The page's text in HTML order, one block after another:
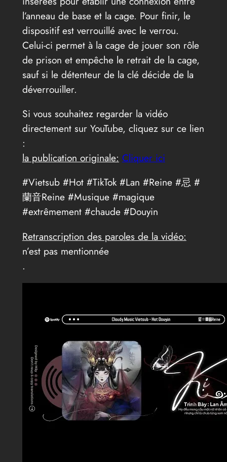
l’anneau de base et la cage. Pour finir, le
dispositif est verrouillé avec le verrou.
Celui-ci permet à la cage de jouer son rôle
de prison et empêche le retrait de la cage,
sauf si le détenteur de la clé décide de la
déverrouiller.
Si vous souhaitez regarder la vidéo
directement sur YouTube, cliquez sur ce lien
:
la publication originale: Cliquer ici
#Vietsub #Hot #TikTok #Lan #Reine #忌 #
蘭音Reine #Musique #magique
#extrêmement #chaude #Douyin
Retranscription des paroles de la vidéo:
n’est pas mentionnée
.